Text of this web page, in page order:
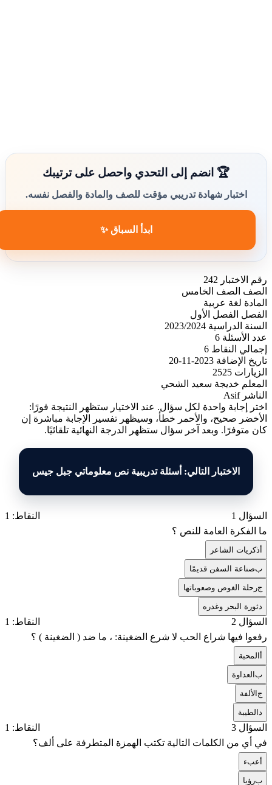
🏆 انضم إلى التحدي واحصل على ترتيبك
اختبار شهادة تدريبي مؤقت للصف والمادة والفصل نفسه.
ابدأ السباق ✨
رقم الاختبار 242
الصف
الصف الخامس
المادة لغة عربية
الفصل
الفصل الأول
السنة الدراسية 2023/2024
عدد الأسئلة 6
إجمالي النقاط 6
تاريخ الإضافة 2023-11-20
الزيارات 2525
المعلم خديجة سعيد الشحي
الناشر Asif
اختر إجابة واحدة لكل سؤال. عند الاختيار ستظهر النتيجة فورًا:
الأخضر صحيح، والأحمر خطأ، وسيظهر تفسير الإجابة مباشرة إن
كان متوفرًا. وبعد آخر سؤال ستظهر الدرجة النهائية تلقائيًا.
الاختبار التالي: أسئلة تدريبية نص معلوماتي جبل جيس
السؤال 1
النقاط: 1
ما الفكرة العامة للنص ؟
ذكريات الشاعر
بصناعة السفن قديمًا
جرحلة الغوص وصعوباتها
ثورة البحر وغدره
السؤال 2
النقاط: 1
رفعوا فيها شراع الحب لا شرع الضغينة: ، ما ضد ( الضغينة ) ؟
المحبة
بالعداوة
جالألفة
الطيبة
السؤال 3
النقاط: 1
في أي من الكلمات التالية تكتب الهمزة المتطرفة على ألف؟
عبء
برؤيا